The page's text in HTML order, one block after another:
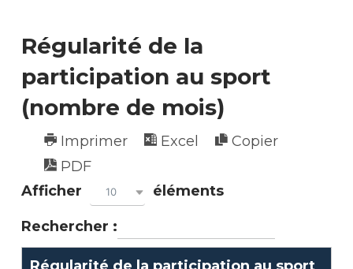
Régularité de la
participation au sport
(nombre de mois)
Imprimer Excel
Copier
PDF
Afficher
10 éléments
Rechercher :